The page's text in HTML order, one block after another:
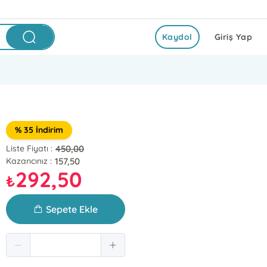
Giriş Yap
Kaydol
% 35 İndirim
Liste Fiyatı : 450,00
Kazancınız : 157,50
₺292,50
Sepete Ekle